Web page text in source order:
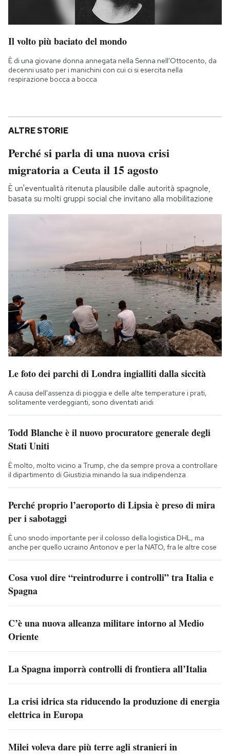
Il volto più baciato del mondo
È di una giovane donna annegata nella Senna nell'Ottocento, da
decenni usato per i manichini con cui ci si esercita nella
respirazione bocca a bocca
ALTRE STORIE
Perché si parla di una nuova crisi
migratoria a Ceuta il 15 agosto
È un'eventualità ritenuta plausibile dalle autorità spagnole,
basata su molti gruppi social che invitano alla mobilitazione
Le foto dei parchi di Londra ingialliti dalla siccità
A causa dell'assenza di pioggia e delle alte temperature i prati,
solitamente verdeggianti, sono diventati aridi
Todd Blanche è il nuovo procuratore generale degli
Stati Uniti
È molto, molto vicino a Trump, che da sempre prova a controllare
il dipartimento di Giustizia minando la sua indipendenza
Perché proprio l’aeroporto di Lipsia è preso di mira
per i sabotaggi
È uno snodo importante per il colosso della logistica DHL, ma
anche per quello ucraino Antonov e per la NATO, fra le altre cose
Cosa vuol dire “reintrodurre i controlli” tra Italia e
Spagna
C’è una nuova alleanza militare intorno al Medio
Oriente
La Spagna imporrà controlli di frontiera all’Italia
La crisi idrica sta riducendo la produzione di energia
elettrica in Europa
Milei voleva dare più terre agli stranieri in